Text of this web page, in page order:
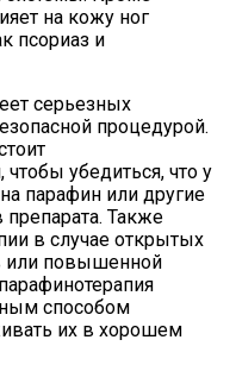
на кожу ног
псориаз и
серьезных
процедурой.
убедиться, что у
парафин или другие
Также
в случае открытых
или повышенной
способом
их в хорошем